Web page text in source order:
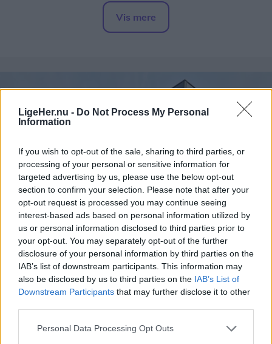
LigeHer.nu - Do Not Process My Personal
Information
If you wish to opt-out of the sale, sharing to third parties, or
processing of your personal or sensitive information for
targeted advertising by us, please use the below opt-out
section to confirm your selection. Please note that after your
opt-out request is processed you may continue seeing
interest-based ads based on personal information utilized by
us or personal information disclosed to third parties prior to
your opt-out. You may separately opt-out of the further
disclosure of your personal information by third parties on the
IAB’s list of downstream participants. This information may
also be disclosed by us to third parties on the IAB’s List of
Downstream Participants that may further disclose it to other
Personal Data Processing Opt Outs
- Det er et svimlende beløb, indleder
regionsrådsmedlem Susanne Flydtkjær, inden hun
afgange i landdistrikterne, hvor folk er afhængige
af busserne for at komme på arbejde.
at nogle ruter må sløjfes helt - mens andre ruter
måske får færre afgange, skriver mediet.
Vis mere
Shopping
I al stilhed har en ny aktør meldt sig
ind i priskrig på dagligvarer